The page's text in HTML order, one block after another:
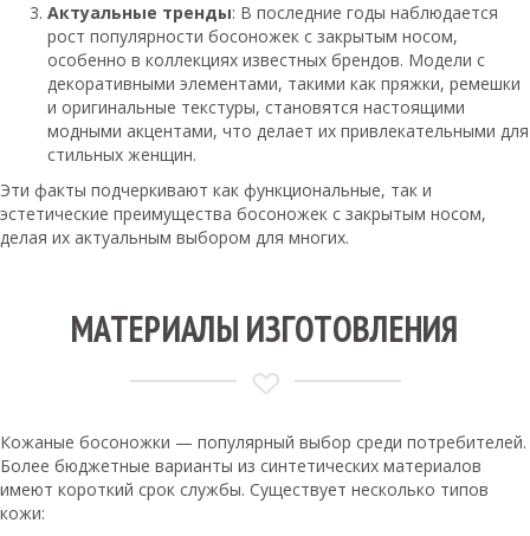
Актуальные тренды: В последние годы наблюдается
рост популярности босоножек с закрытым носом,
особенно в коллекциях известных брендов. Модели с
декоративными элементами, такими как пряжки, ремешки
и оригинальные текстуры, становятся настоящими
модными акцентами, что делает их привлекательными для
стильных женщин.
Эти факты подчеркивают как функциональные, так и
эстетические преимущества босоножек с закрытым носом,
делая их актуальным выбором для многих.
МАТЕРИАЛЫ ИЗГОТОВЛЕНИЯ
Кожаные босоножки — популярный выбор среди потребителей.
Более бюджетные варианты из синтетических материалов
имеют короткий срок службы. Существует несколько типов
кожи: